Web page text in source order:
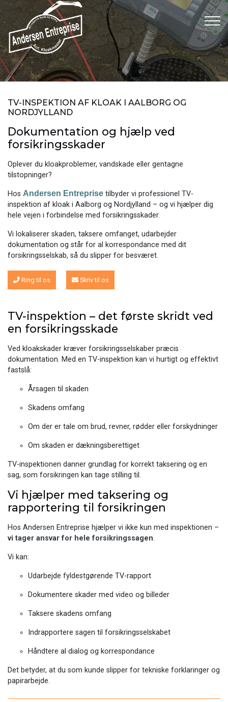
Gå
til
hovedindhold
TV-INSPEKTION AF KLOAK I AALBORG OG
NORDJYLLAND
Dokumentation og hjælp ved
forsikringsskader
Oplever du kloakproblemer, vandskade eller gentagne
tilstopninger?
Hos Andersen Entreprise tilbyder vi professionel TV-
inspektion af kloak i Aalborg og Nordjylland – og vi hjælper dig
hele vejen i forbindelse med forsikringsskader.
Vi lokaliserer skaden, taksere omfanget, udarbejder
dokumentation og står for al korrespondance med dit
forsikringsselskab, så du slipper for besværet.
Ring til os Skriv til os
TV-inspektion – det første skridt ved
en forsikringsskade
Ved kloakskader kræver forsikringsselskaber præcis
dokumentation. Med en TV-inspektion kan vi hurtigt og effektivt
fastslå:
Årsagen til skaden
Skadens omfang
Om der er tale om brud, revner, rødder eller forskydninger
Om skaden er dækningsberettiget
TV-inspektionen danner grundlag for korrekt taksering og en
sag, som forsikringen kan tage stilling til.
Vi hjælper med taksering og
rapportering til forsikringen
Hos Andersen Entreprise hjælper vi ikke kun med inspektionen –
vi tager ansvar for hele forsikringssagen.
Vi kan:
Udarbejde fyldestgørende TV-rapport
Dokumentere skader med video og billeder
Taksere skadens omfang
Indrapportere sagen til forsikringsselskabet
Håndtere al dialog og korrespondance
Det betyder, at du som kunde slipper for tekniske forklaringer og
papirarbejde.